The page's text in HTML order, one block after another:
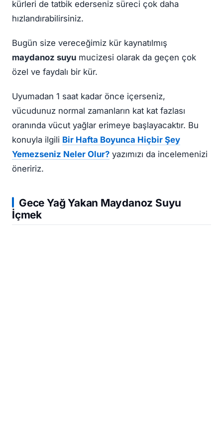
kürleri de tatbik ederseniz süreci çok daha
hızlandırabilirsiniz.
Bugün size vereceğimiz kür kaynatılmış
maydanoz suyu mucizesi olarak da geçen çok
özel ve faydalı bir kür.
Uyumadan 1 saat kadar önce içerseniz,
vücudunuz normal zamanların kat kat fazlası
oranında vücut yağlar erimeye başlayacaktır. Bu
konuyla ilgili Bir Hafta Boyunca Hiçbir Şey
Yemezseniz Neler Olur? yazımızı da incelemenizi
öneririz.
Gece Yağ Yakan Maydanoz Suyu
İçmek